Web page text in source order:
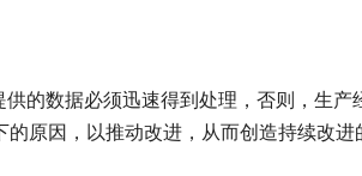
的数据必须迅速得到处理，否则，生产
原因，以推动改进，从而创造持续改进